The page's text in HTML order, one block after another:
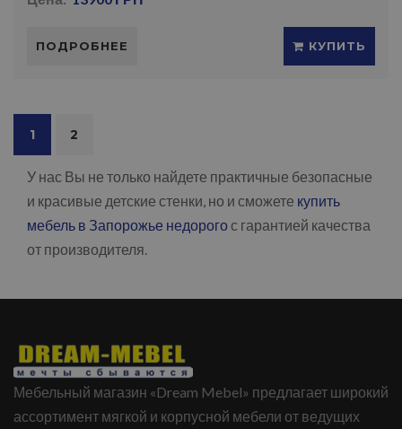
ПОДРОБНЕЕ КУПИТЬ
1 2
У нас Вы не только найдете практичные безопасные
и красивые детские стенки, но и сможете купить
мебель в Запорожье недорогос гарантией качества
от производителя.
Мебельный магазин «Dream Mebel» предлагает широкий
ассортимент мягкой и корпусной мебели от ведущих